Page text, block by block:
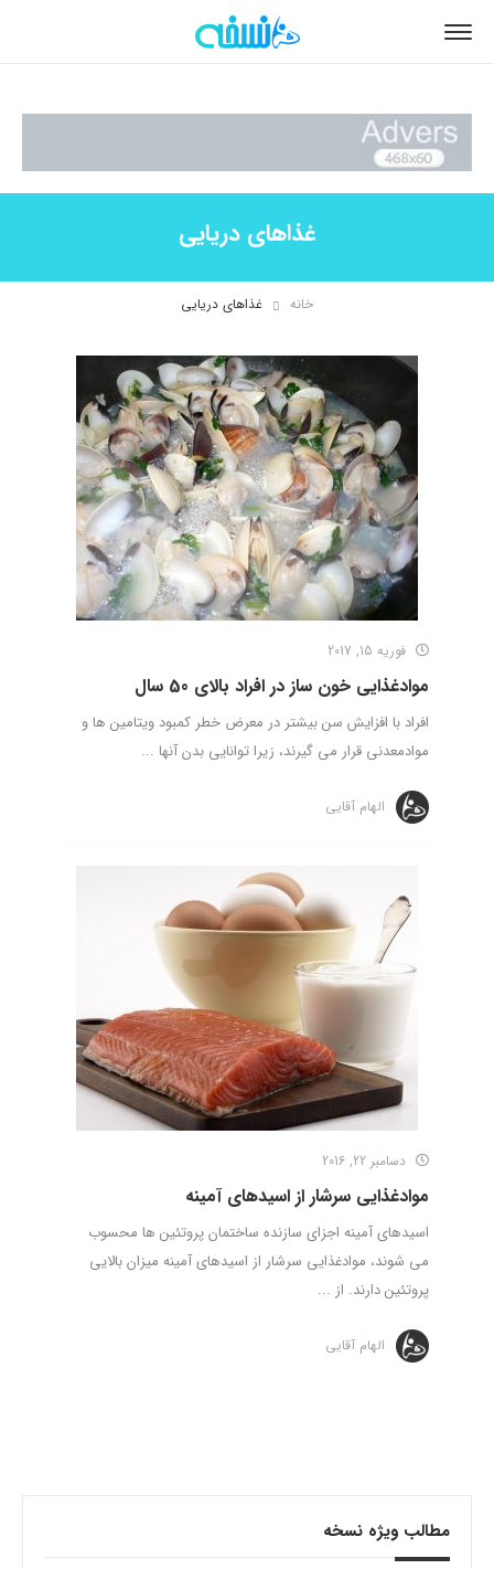
غذاهای دریایی
خانه غذاهای دریایی
فوریه 15, 2017
موادغذایی خون ساز در افراد بالای 50 سال
افراد با افزایش سن بیشتر در معرض خطر کمبود ویتامین ها و
موادمعدنی قرار می گیرند، زیرا توانایی بدن آنها ...
الهام آقایی
دسامبر 22, 2016
موادغذایی سرشار از اسیدهای آمینه
اسیدهای آمینه اجزای سازنده ساختمان پروتئین ها محسوب
می شوند، موادغذایی سرشار از اسیدهای آمینه میزان بالایی
پروتئین دارند. از ...
الهام آقایی
مطالب ویژه نسخه